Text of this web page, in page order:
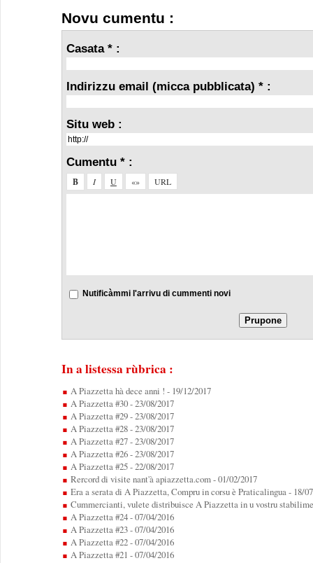
Novu cumentu :
Casata * :
Indirizzu email (micca pubblicata) * :
Situ web :
Cumentu * :
Nutificàmmi l'arrivu di cummenti novi
In a listessa rùbrica :
A Piazzetta hà dece anni ! - 19/12/2017
A Piazzetta #30- 23/08/2017
A Piazzetta #29- 23/08/2017
A Piazzetta #28- 23/08/2017
A Piazzetta #27- 23/08/2017
A Piazzetta #26- 23/08/2017
A Piazzetta #25- 22/08/2017
Rercord di visite nant'à apiazzetta.com- 01/02/2017
Era a serata di A Piazzetta, Compru in corsu è Praticalingua- 18/
Cummercianti, vulete distribuisce A Piazzetta in u vostru
A Piazzetta #24- 07/04/2016
A Piazzetta #23- 07/04/2016
A Piazzetta #22- 07/04/2016
A Piazzetta #21 - 07/04/2016